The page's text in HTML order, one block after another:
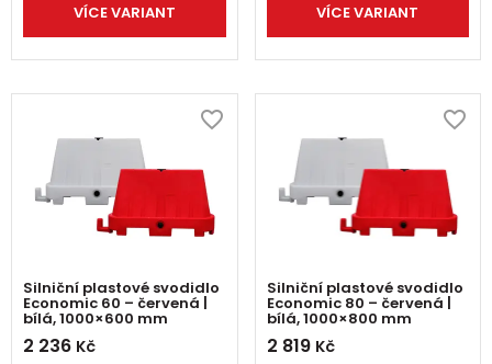
VÍCE VARIANT VÍCE VARIANT
Silniční plastové svodidlo
Economic 60 – červená |
bílá, 1000×600 mm
2 236 Kč
Silniční plastové svodidlo
Economic 80 – červená |
bílá, 1000×800 mm
2 819 Kč